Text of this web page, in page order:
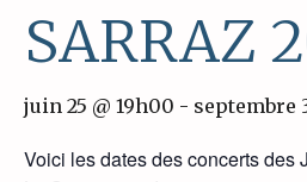
SARRAZ
juin 25 @ 19h00 - septembre
Voici les dates des concerts des